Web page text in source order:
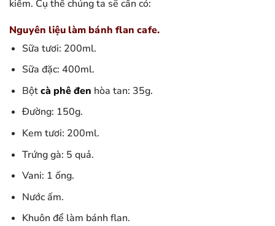
kiếm. Cụ thể chúng ta sẽ cần có:
Nguyên liệu làm bánh flan cafe.
Sữa tươi: 200ml.
Sữa đặc: 400ml.
Bộtcà phê đen hòa tan: 35g.
Đường: 150g.
Kem tươi: 200ml.
Trứng gà: 5 quả.
Vani: 1 ống.
Nước ấm.
Khuôn để làm bánh flan.